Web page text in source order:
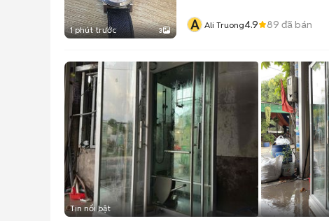
1 phút trước 3 A Ali Truong4.9 89 đã bán
Tin nổi bật